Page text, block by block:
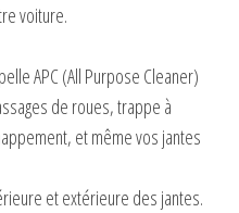
voiture.
APC (All Purpose Cleaner)
de roues, trappe à
et même vos jantes
et extérieure des jantes.